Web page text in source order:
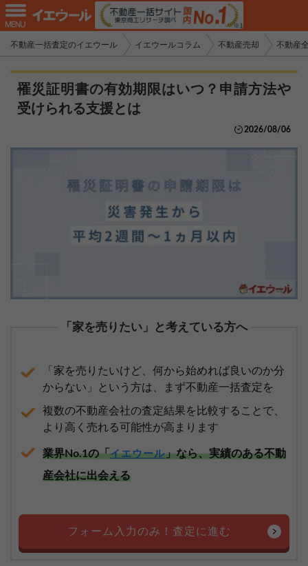
不動産一括査定のイエウール イエウールコラム 不動産売却 不動産
罹災証明書の有効期限はいつ？申請方法や
受けられる支援とは
2026/08/06
「家を売りたい」と考えている方へ
「家を売りたいけど、何から始めれば良いのか分
からない」という方は、まず不動産一括査定を
複数の不動産会社の査定結果を比較することで、
より高く売れる可能性が高まります
業界No.1の「イエウール」なら、実績のある不動
産会社に出会える
フォーム入力のみ！査定に進む